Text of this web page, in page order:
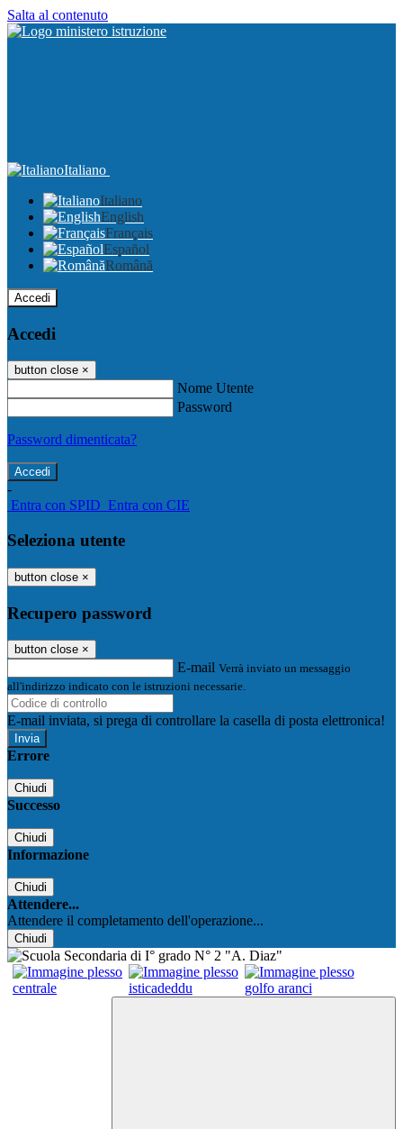
Salta al contenuto
Italiano
Italiano
English
Français
Español
Română
Accedi
Accedi
button close ×
Nome Utente
Password
Password dimenticata?
-
Entra con SPID Entra con CIE
Seleziona utente
button close ×
Recupero password
button close ×
E-mail Verrà inviato un messaggio
all'indirizzo indicato con le istruzioni necessarie.
E-mail inviata, si prega di controllare la casella di posta elettronica!
Errore
Chiudi
Successo
Chiudi
Informazione
Chiudi
Attendere...
Attendere il completamento dell'operazione...
Chiudi